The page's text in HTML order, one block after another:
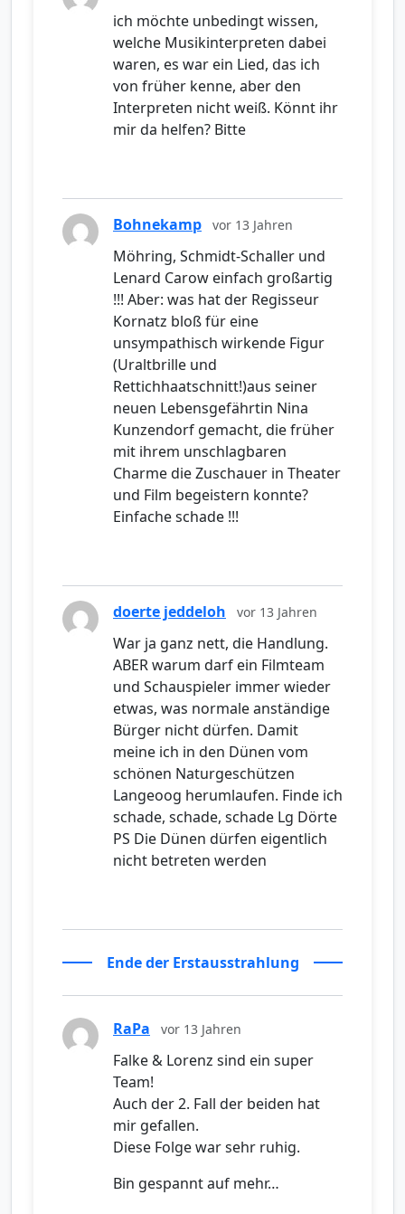
ich möchte unbedingt wissen,
welche Musikinterpreten dabei
waren, es war ein Lied, das ich
von früher kenne, aber den
Interpreten nicht weiß. Könnt ihr
mir da helfen? Bitte
Bohnekamp vor 13 Jahren
Möhring, Schmidt-Schaller und
Lenard Carow einfach großartig
!!! Aber: was hat der Regisseur
Kornatz bloß für eine
unsympathisch wirkende Figur
(Uraltbrille und
Rettichhaatschnitt!)aus seiner
neuen Lebensgefährtin Nina
Kunzendorf gemacht, die früher
mit ihrem unschlagbaren
Charme die Zuschauer in Theater
und Film begeistern konnte?
Einfache schade !!!
doerte jeddeloh vor 13 Jahren
War ja ganz nett, die Handlung.
ABER warum darf ein Filmteam
und Schauspieler immer wieder
etwas, was normale anständige
Bürger nicht dürfen. Damit
meine ich in den Dünen vom
schönen Naturgeschützen
Langeoog herumlaufen. Finde ich
schade, schade, schade Lg Dörte
PS Die Dünen dürfen eigentlich
nicht betreten werden
Ende der Erstausstrahlung
RaPa vor 13 Jahren
Falke & Lorenz sind ein super
Team!
Auch der 2. Fall der beiden hat
mir gefallen.
Diese Folge war sehr ruhig.
Bin gespannt auf mehr…